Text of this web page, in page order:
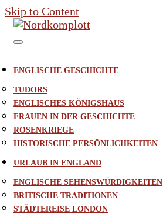
Skip to Content
ENGLISCHE GESCHICHTE
TUDORS
ENGLISCHES KÖNIGSHAUS
FRAUEN IN DER GESCHICHTE
ROSENKRIEGE
HISTORISCHE PERSÖNLICHKEITEN
URLAUB IN ENGLAND
ENGLISCHE SEHENSWÜRDIGKEITEN
BRITISCHE TRADITIONEN
STÄDTEREISE LONDON